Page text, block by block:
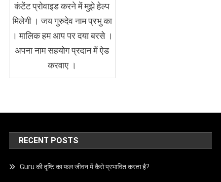
कंटेंट प्रोवाइड करने में मुझे हेल्प
मिलेगी । जय गुरुदेव नाम प्रभु का
। मालिक हम आप पर दया बरसे ।
अपना नाम सहयोग प्रदान में ऐड
करवाए ।
RECENT POSTS
Guru की दृष्टि का फल जीवन में कैसे प्रभावित करता है?